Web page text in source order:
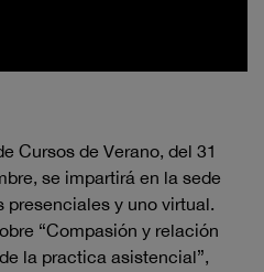
Cursos de Verano, del 31
se impartirá en la sede
y uno virtual.
“Compasión y relación
la practica asistencial”,